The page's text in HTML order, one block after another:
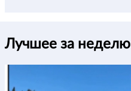
Лучшее за неделю